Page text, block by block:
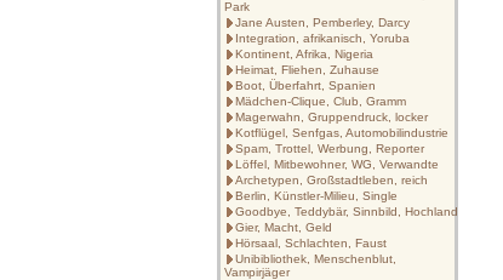
Park
Jane Austen, Pemberley, Darcy
Integration, afrikanisch, Yoruba
Kontinent, Afrika, Nigeria
Heimat, Fliehen, Zuhause
Boot, Überfahrt, Spanien
Mädchen-Clique, Club, Gramm
Magerwahn, Gruppendruck, locker
Kotflügel, Senfgas, Automobilindustrie
Spam, Trottel, Werbung, Reporter
Löffel, Mitbewohner, WG, Verwandte
Archetypen, Großstadtleben, reich
Berlin, Künstler-Milieu, Single
Goodbye, Teddybär, Sinnbild, Hochland
Gier, Macht, Geld
Hörsaal, Schlachten, Faust
Unibibliothek, Menschenblut,
Vampirjäger